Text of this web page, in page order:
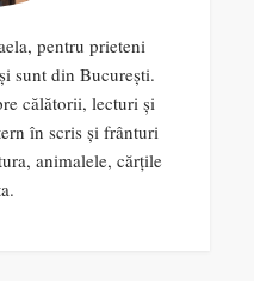
pentru prieteni
sunt din București.
călătorii, lecturi și
în scris și frânturi
animalele, cărțile